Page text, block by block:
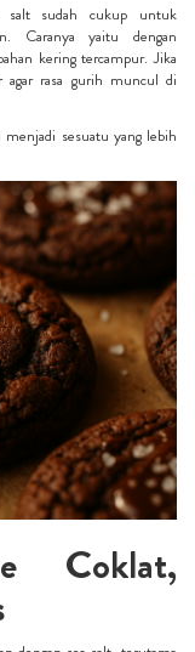
sudah cukup untuk
Caranya yaitu dengan
kering tercampur. Jika
agar rasa gurih muncul di
sesuatu yang lebih
Coklat,